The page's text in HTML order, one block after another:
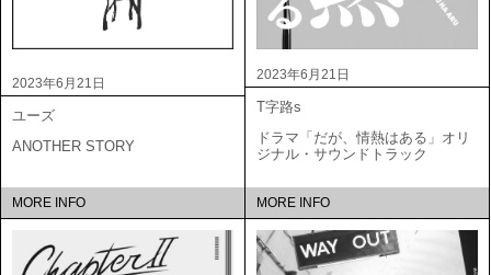
2023年6月21日
ユーズ
ANOTHER STORY
MORE INFO
2023年6月21日
T字路s
ドラマ「だが、情熱はある」オリ
ジナル・サウンドトラック
MORE INFO